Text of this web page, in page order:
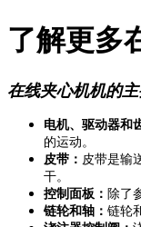
了解更多
在线夹心机机的
电机、驱动器和
的运动。
皮带： 皮带是输
干。
控制面板： 除了
链轮和轴： 链轮